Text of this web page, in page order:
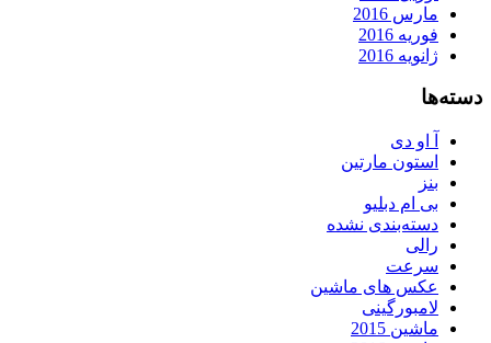
مارس 2016
فوریه 2016
ژانویه 2016
دسته‌ها
آ او دی
استون مارتین
بنز
بی ام دبلیو
دسته‌بندی نشده
رالی
سرعت
عکس های ماشین
لامبورگینی
ماشین 2015